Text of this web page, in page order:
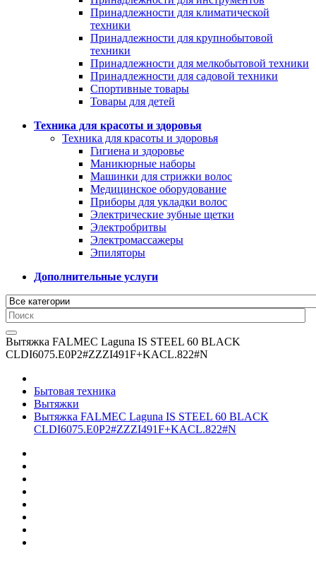
Принадлежности для климатической
техники
Принадлежности для крупнобытовой
техники
Принадлежности для мелкобытовой техники
Принадлежности для садовой техники
Спортивные товары
Товары для детей
Техника для красоты и здоровья
Техника для красоты и здоровья
Гигиена и здоровье
Маникюрные наборы
Машинки для стрижки волос
Медицинское оборудование
Приборы для укладки волос
Электрические зубные щетки
Электробритвы
Электромассажеры
Эпиляторы
Дополнительные услуги
Вытяжка FALMEC Laguna IS STEEL 60 BLACK
CLDI6075.E0P2#ZZZI491F+KACL.822#N
Бытовая техника
Вытяжки
Вытяжка FALMEC Laguna IS STEEL 60 BLACK
CLDI6075.E0P2#ZZZI491F+KACL.822#N